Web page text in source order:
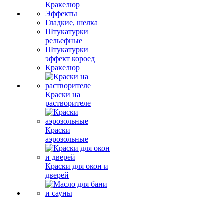
Кракелюр
Эффекты
Гладкие, шелка
Штукатурки
рельефные
Штукатурки
эффект короед
Кракелюр
Краски на
растворителе
Краски
аэрозольные
Краски для окон и
дверей